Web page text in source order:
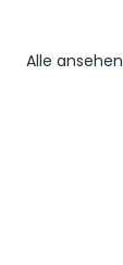
Alle ansehen